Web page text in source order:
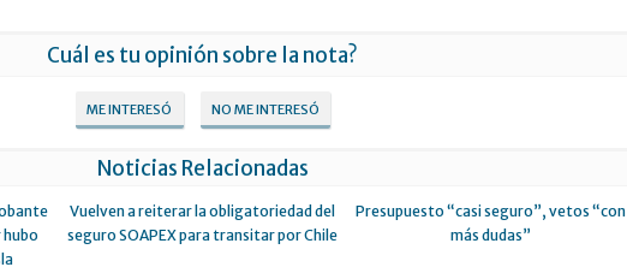
Cuál es tu opinión sobre la nota?
ME INTERESÓ NO ME INTERESÓ
Noticias Relacionadas
Vuelven a reiterar la obligatoriedad del
seguro SOAPEX para transitar por Chile
Presupuesto “casi seguro”, vetos “con
más dudas”